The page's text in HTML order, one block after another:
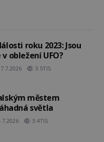
roku 2023: Jsou
obležení UFO?
3.5TIS
městem
světla
3.4TIS